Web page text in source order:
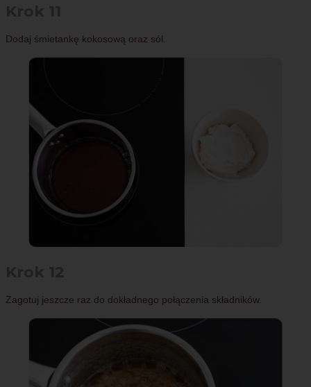
Dodaj śmietankę kokosową oraz sól.
Zagotuj jeszcze raz do dokładnego połączenia składników.